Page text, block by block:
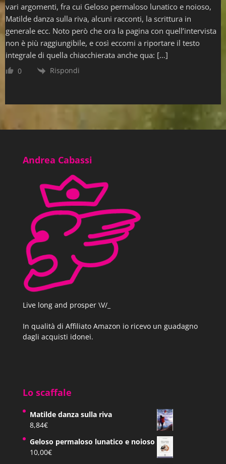
vari argomenti, fra cui Geloso permaloso lunatico e noioso,
Matilde danza sulla riva, alcuni racconti, la scrittura in
generale ecc. Noto però che ora la pagina con quell’intervista
non è più raggiungibile, e così eccomi a riportare il testo
integrale di quella chiacchierata anche qua: […]
0 Rispondi
Andrea Cabassi
Live long and prosper \V/_
In qualità di Affiliato Amazon io ricevo un guadagno
dagli acquisti idonei.
Lo scaffale
Matilde danza sulla riva
8,84€
Geloso permaloso lunatico e noioso
10,00€